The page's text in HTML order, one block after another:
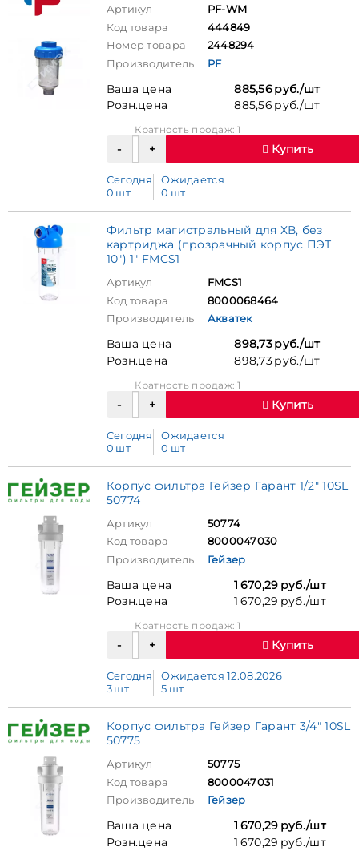
Артикул
PF-WM
Код товара
444849
Номер товара
2448294
Производитель
PF
Ваша цена
885,56 руб./шт
Розн.цена
885,56 руб./шт
Кратность продаж: 1
Купить
Сегодня
0 шт
Ожидается
0 шт
Фильтр магистральный для ХВ, без
картриджа (прозрачный корпус ПЭТ
10") 1" FMCS1
Артикул
FMCS1
Код товара
8000068464
Производитель
Акватек
Ваша цена
898,73 руб./шт
Розн.цена
898,73 руб./шт
Кратность продаж: 1
Купить
Сегодня
0 шт
Ожидается
0 шт
Корпус фильтра Гейзер Гарант 1/2" 10SL
50774
Артикул
50774
Код товара
8000047030
Производитель
Гейзер
Ваша цена
1 670,29 руб./шт
Розн.цена
1 670,29 руб./шт
Кратность продаж: 1
Купить
Сегодня
3 шт
Ожидается 12.08.2026
5 шт
Корпус фильтра Гейзер Гарант 3/4" 10SL
50775
Артикул
50775
Код товара
8000047031
Производитель
Гейзер
Ваша цена
1 670,29 руб./шт
Розн.цена
1 670,29 руб./шт